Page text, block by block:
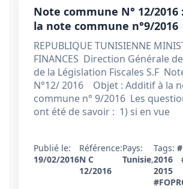
Note commune N° 12/2016
la note commune n°9/2016
REPUBLIQUE TUNISIENNE
FINANCES Direction Générale
de la Législation Fiscales S.F
N°12/ 2016 Objet : Additif à la
commune n° 9/2016 Les
ont été de savoir : 1) si en vue
Publié le:
19/02/2016
Référence:
N C
12/2016
Pays:
Tunisie,
Tags:
2016
2015